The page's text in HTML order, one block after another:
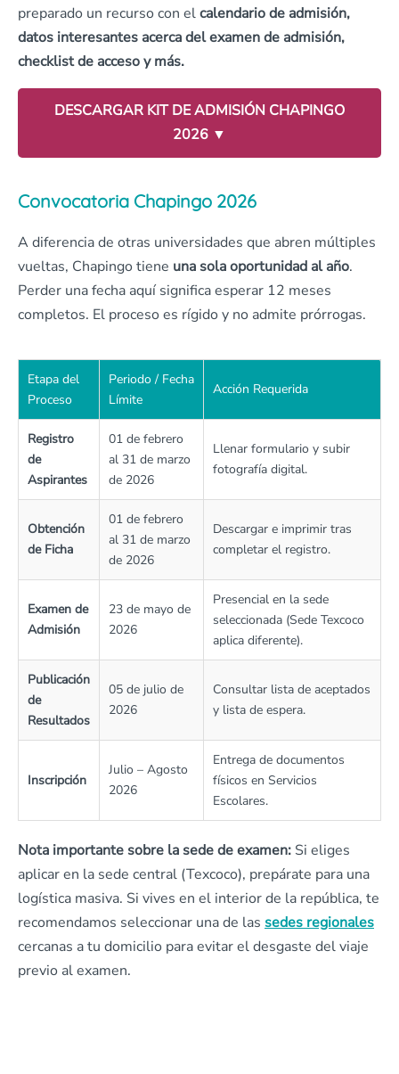
preparado un recurso con elcalendario de admisión,
datos interesantes acerca del examen de admisión,
checklist de acceso y más.
DESCARGAR KIT DE ADMISIÓN CHAPINGO
2026 ▼
Convocatoria Chapingo 2026
A diferencia de otras universidades que abren múltiples
vueltas, Chapingo tiene una sola oportunidad al año.
Perder una fecha aquí significa esperar 12 meses
completos. El proceso es rígido y no admite prórrogas.
Etapa del
Proceso
Periodo / Fecha
Límite
Acción Requerida
Registro
de
Aspirantes
01 de febrero
al 31 de marzo
de 2026
Llenar formulario y subir
fotografía digital.
Obtención
de Ficha
01 de febrero
al 31 de marzo
de 2026
Descargar e imprimir tras
completar el registro.
Examen de
Admisión
23 de mayo de
2026
Presencial en la sede
seleccionada (Sede Texcoco
aplica diferente).
Publicación
de
Resultados
05 de julio de
2026
Consultar lista de aceptados
y lista de espera.
Inscripción
Julio – Agosto
2026
Entrega de documentos
físicos en Servicios
Escolares.
Nota importante sobre la sede de examen: Si eliges
aplicar en la sede central (Texcoco), prepárate para una
logística masiva. Si vives en el interior de la república, te
recomendamos seleccionar una de las sedes regionales
cercanas a tu domicilio para evitar el desgaste del viaje
previo al examen.